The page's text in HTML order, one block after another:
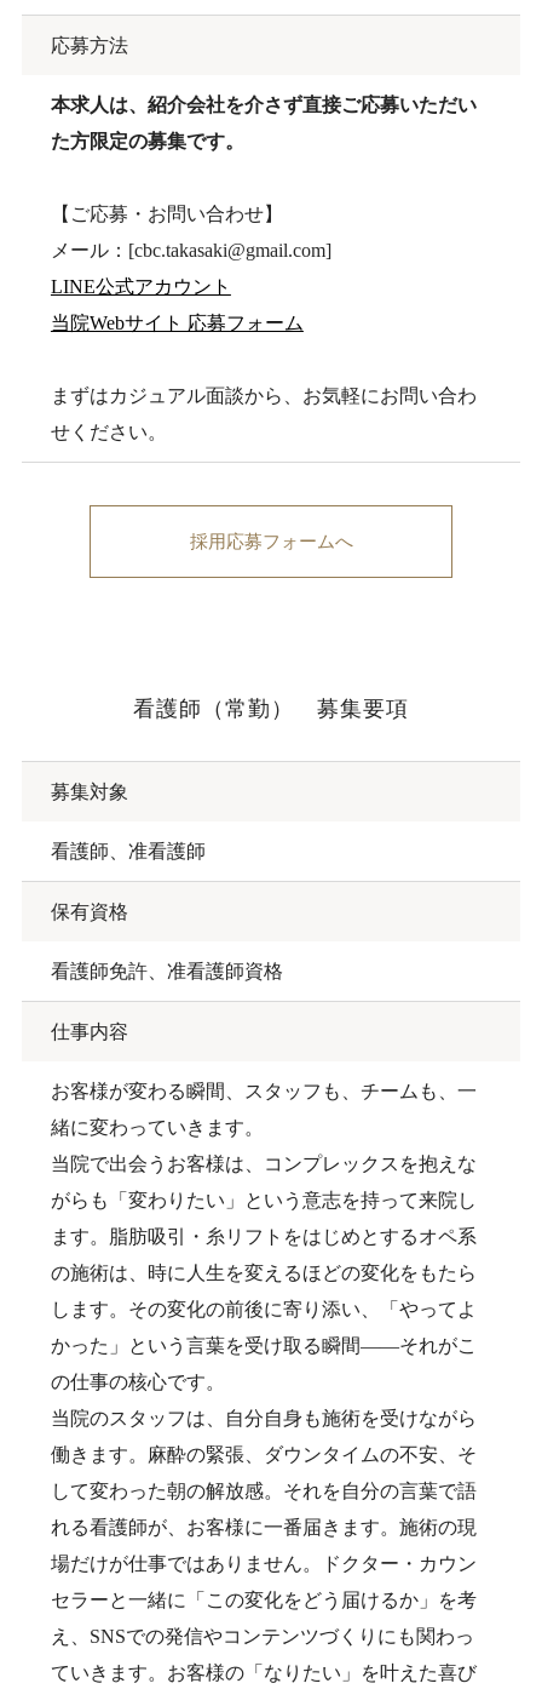
応募方法
本求人は、紹介会社を介さず直接ご応募いただい
た方限定の募集です。
【ご応募・お問い合わせ】
メール：[cbc.takasaki@gmail.com]
LINE公式アカウント
当院Webサイト 応募フォーム
まずはカジュアル面談から、お気軽にお問い合わ
せください。
採用応募フォームへ
看護師（常勤） 募集要項
募集対象
看護師、准看護師
保有資格
看護師免許、准看護師資格
仕事内容
お客様が変わる瞬間、スタッフも、チームも、一
緒に変わっていきます。
当院で出会うお客様は、コンプレックスを抱えな
がらも「変わりたい」という意志を持って来院し
ます。脂肪吸引・糸リフトをはじめとするオペ系
の施術は、時に人生を変えるほどの変化をもたら
します。その変化の前後に寄り添い、「やってよ
かった」という言葉を受け取る瞬間——それがこ
の仕事の核心です。
当院のスタッフは、自分自身も施術を受けながら
働きます。麻酔の緊張、ダウンタイムの不安、そ
して変わった朝の解放感。それを自分の言葉で語
れる看護師が、お客様に一番届きます。施術の現
場だけが仕事ではありません。ドクター・カウン
セラーと一緒に「この変化をどう届けるか」を考
え、SNSでの発信やコンテンツづくりにも関わっ
ていきます。お客様の「なりたい」を叶えた喜び